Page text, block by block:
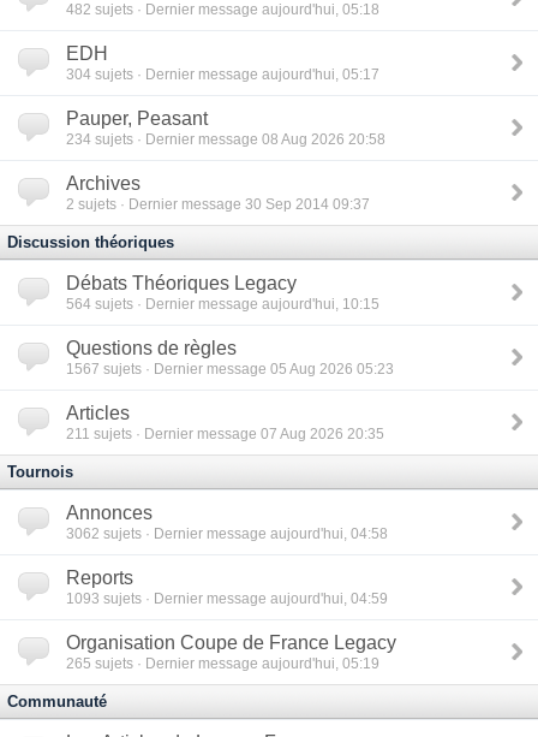
482 sujets · Dernier message aujourd'hui, 05:18
EDH
304 sujets · Dernier message aujourd'hui, 05:17
Pauper, Peasant
234 sujets · Dernier message 08 Aug 2026 20:58
Archives
2 sujets · Dernier message 30 Sep 2014 09:37
Discussion théoriques
Débats Théoriques Legacy
564 sujets · Dernier message aujourd'hui, 10:15
Questions de règles
1567 sujets · Dernier message 05 Aug 2026 05:23
Articles
211 sujets · Dernier message 07 Aug 2026 20:35
Tournois
Annonces
3062 sujets · Dernier message aujourd'hui, 04:58
Reports
1093 sujets · Dernier message aujourd'hui, 04:59
Organisation Coupe de France Legacy
265 sujets · Dernier message aujourd'hui, 05:19
Communauté